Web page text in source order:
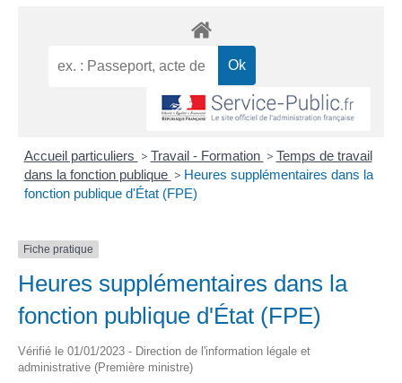
Accueil particuliers > Travail - Formation > Temps de travail
dans la fonction publique > Heures supplémentaires dans la
fonction publique d'État (FPE)
Fiche pratique
Heures supplémentaires dans la
fonction publique d'État (FPE)
Vérifié le 01/01/2023 - Direction de l'information légale et
administrative (Première ministre)